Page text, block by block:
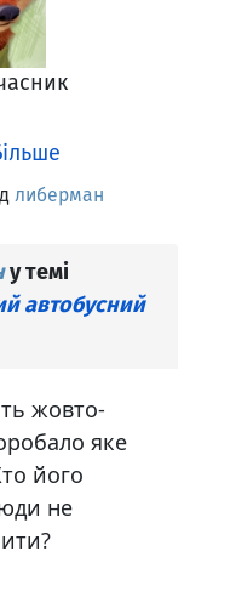
либерман
у темі
автобусний
жовто-
яке
його
не